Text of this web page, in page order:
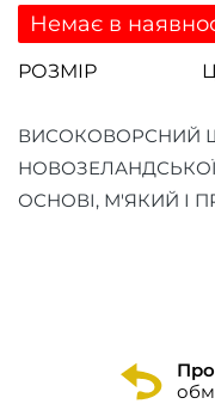
Немає в
РОЗМІР
ВИСОКОВОРСНИЙ
ОСНОВІ, М'ЯКИЙ І